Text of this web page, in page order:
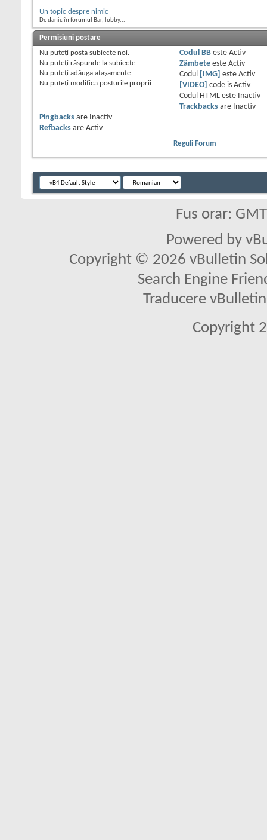
Un topic despre nimic
De danic în forumul Bar, lobby...
Permisiuni postare
Nu puteţi posta subiecte noi.
Nu puteţi răspunde la subiecte
Nu puteţi adăuga ataşamente
Nu puteţi modifica posturile proprii
Codul BBeste Activ
Zâmbeteeste Activ
Codul
[IMG] este Activ
[VIDEO] code is Activ
Codul HTML este
Inactiv
Trackbacksare
Inactiv
Pingbacks are
Inactiv
Refbacks are Activ
Reguli Forum
Fus orar:
Powered by
Copyright © 2026 vBulletin
Search Engine
Traducere
Copyright